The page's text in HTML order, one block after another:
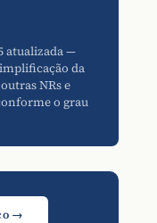
atualizada —
da
NRs e
o grau
→